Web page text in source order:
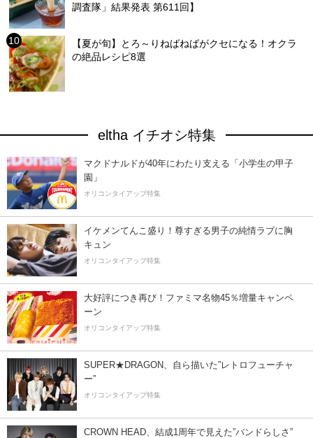
調査隊」結果発表 第611回】
【夏が旬】とろ～りねばねばがクセになる！オクラ
の絶品レシピ8選
eltha イチオシ特集
マクドナルドが40年にわたり支える「小学生の甲子
園」
オリコンタイアップ特集
イケメンてんこ盛り！尊すぎる男子の純情ラブに胸
キュン
オリコンタイアップ特集
大好評につき再び！ファミマ名物45％増量キャンペ
ーン
オリコンタイアップ特集
SUPER★DRAGON、自ら描いた”レトロフューチャ
ー”
オリコンタイアップ特集
CROWN HEAD、結成1周年で見えた”バンドらしさ”